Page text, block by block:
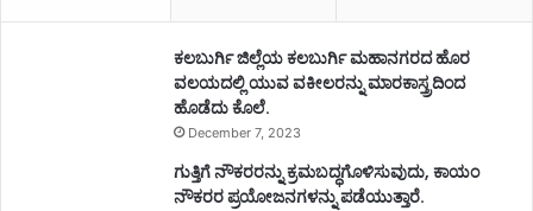
ಕಲಬುರ್ಗಿ ಜಿಲ್ಲೆಯ ಕಲಬುರ್ಗಿ ಮಹಾನಗರದ ಹೊರ
ವಲಯದಲ್ಲಿ ಯುವ ವಕೀಲರನ್ನು ಮಾರಕಾಸ್ತ್ರದಿಂದ
ಹೊಡೆದು ಕೊಲೆ.
December 7, 2023
ಗುತ್ತಿಗೆ ನೌಕರರನ್ನು ಕ್ರಮಬದ್ಧಗೊಳಿಸುವುದು, ಕಾಯಂ
ನೌಕರರ ಪ್ರಯೋಜನಗಳನ್ನು ಪಡೆಯುತ್ತಾರೆ.